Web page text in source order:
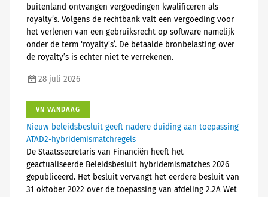
buitenland ontvangen vergoedingen kwalificeren als
royalty’s. Volgens de rechtbank valt een vergoeding voor
het verlenen van een gebruiksrecht op software namelijk
onder de term ‘royalty's’. De betaalde bronbelasting over
de royalty’s is echter niet te verrekenen.
28 juli 2026
VN VANDAAG
Nieuw beleidsbesluit geeft nadere duiding aan toepassing
ATAD2-hybridemismatchregels
De Staatssecretaris van Financiën heeft het
geactualiseerde Beleidsbesluit hybridemismatches 2026
gepubliceerd. Het besluit vervangt het eerdere besluit van
31 oktober 2022 over de toepassing van afdeling 2.2A Wet